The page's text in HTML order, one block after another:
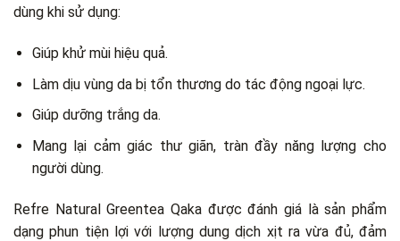
dùng khi sử dụng:
Giúp khử mùi hiệu quả.
Làm dịu vùng da bị tổn thương do tác động ngoại lực.
Giúp dưỡng trắng da.
Mang lại cảm giác thư giãn, tràn đầy năng lượng cho
người dùng.
Refre Natural Greentea Qaka được đánh giá là sản phẩm
dạng phun tiện lợi với lượng dung dịch xịt ra vừa đủ, đảm